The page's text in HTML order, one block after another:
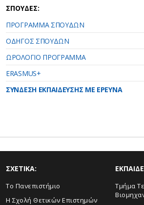
ΣΠΟΥΔΕΣ:
ΠΡΟΓΡΑΜΜΑ ΣΠΟΥΔΩΝ
ΟΔΗΓΟΣ ΣΠΟΥΔΩΝ
ΩΡΟΛΟΓΙΟ ΠΡΟΓΡΑΜΜΑ
ERASMUS+
ΣΥΝΔΕΣΗ ΕΚΠΑΙΔΕΥΣΗΣ ΜΕ ΕΡΕΥΝΑ
ΣΧΕΤΙΚΑ:
Το Πανεπιστήμιο
Η Σχολή Θετικών Επιστημών
Τμήμα